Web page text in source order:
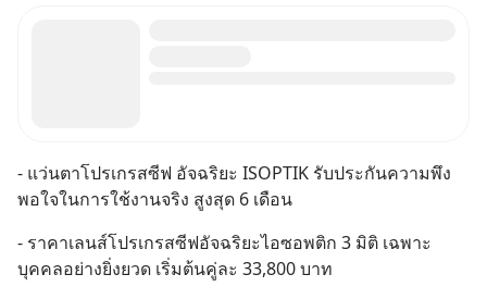
- แว่นตาโปรเกรสซีฟ อัจฉริยะ ISOPTIK รับประกันความพึง
พอใจในการใช้งานจริง สูงสุด 6 เดือน
- ราคาเลนส์โปรเกรสซีฟอัจฉริยะไอซอพติก 3 มิติ เฉพาะ
บุคคลอย่างยิ่งยวด เริ่มต้นคู่ละ 33,800 บาท